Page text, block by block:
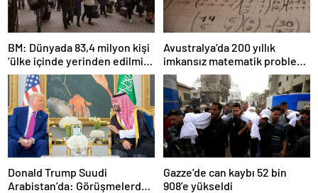
BM: Dünyada 83,4 milyon kişi
‘ülke içinde yerinden edilmiş’
olarak yaşıyor
Avustralya’da 200 yıllık
imkansız matematik problemi
çözüldü
Donald Trump Suudi
Arabistan’da: Görüşmelerde
Gazze’de can kaybı 52 bin
908’e yükseldi